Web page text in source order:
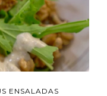
ENSALADAS